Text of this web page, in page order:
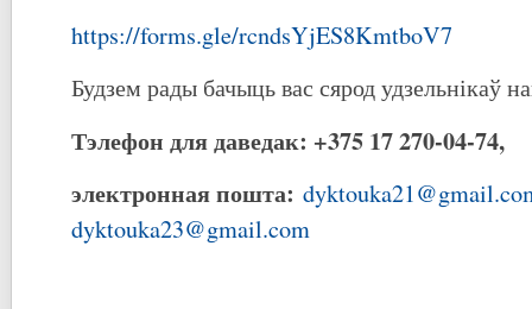
https://forms.gle/rcndsYjES8KmtboV7
Будзем рады бачыць вас сярод удзельнікаў
Тэлефон для даведак: +375 17 270-04-74,
электронная пошта:
dyktouka23@gmail.com